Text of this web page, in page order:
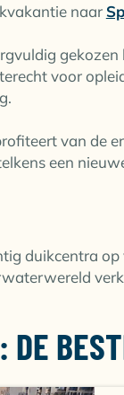
naar
voor
van de
een
duikcentra
DE